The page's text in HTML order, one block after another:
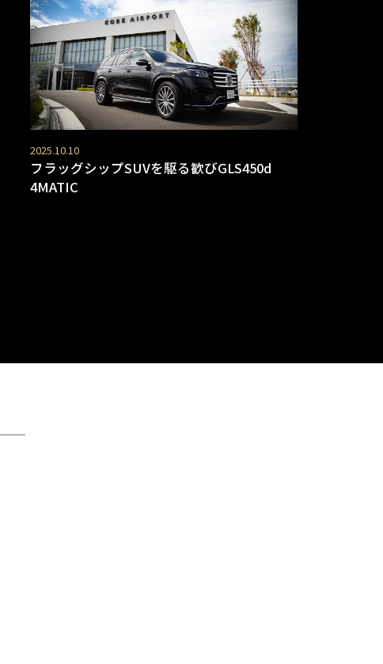
2025.10.10
フラッグシップSUVを駆る歓びGLS450d
4MATIC